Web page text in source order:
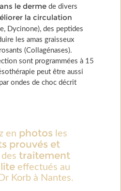
le dermede divers
la circulation
Dycinone), des peptides
les amas graisseux
(Collagénases).
sont programmées à 15
peut être aussi
ondes de choc décrit
en photos les
prouvés et
des traitement
effectués au
Korb à Nantes.